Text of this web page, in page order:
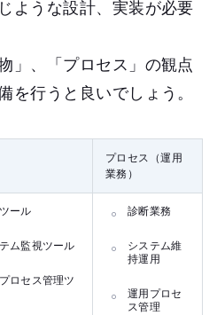
ような設計、実装が必要
」、「プロセス」の観点
を行うと良いでしょう。
プロセス（運用
業務）
ール
ム監視ツール
ロセス管理ツ
診断業務
システム維
持運用
運用プロセ
ス管理